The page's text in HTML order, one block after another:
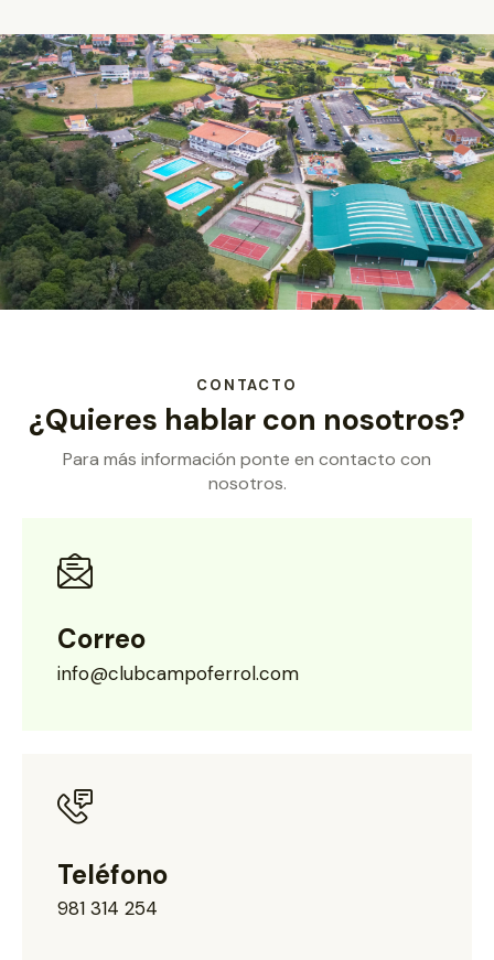
CONTACTO
¿Quieres hablar con nosotros?
Para más información ponte en contacto con
nosotros.
Correo
info@clubcampoferrol.com
Teléfono
981 314 254